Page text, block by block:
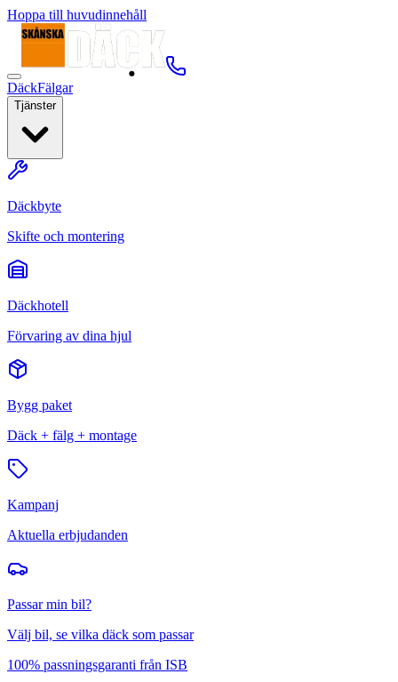
Hoppa till huvudinnehåll
DäckFälgar
Tjänster
Däckbyte
Skifte och montering
Däckhotell
Förvaring av dina hjul
Bygg paket
Däck + fälg + montage
Kampanj
Aktuella erbjudanden
Passar min bil?
Välj bil, se vilka däck som passar
100% passningsgaranti från ISB